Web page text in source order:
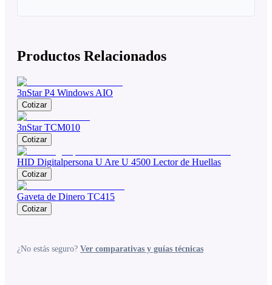
Productos Relacionados
3nStar P4 Windows AIO
Cotizar
3nStar TCM010
Cotizar
HID Digitalpersona U Are U 4500 Lector de Huellas
Cotizar
Gaveta de Dinero TC415
Cotizar
¿No estás seguro? Ver comparativas y guías técnicas